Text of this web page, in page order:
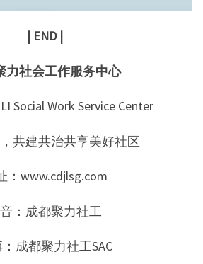
| END |
力社会工作服务中心
Social Work Service Center
共建共治共享美好社区
：www.cdjlsg.com
：成都聚力社工
成都聚力社工SAC